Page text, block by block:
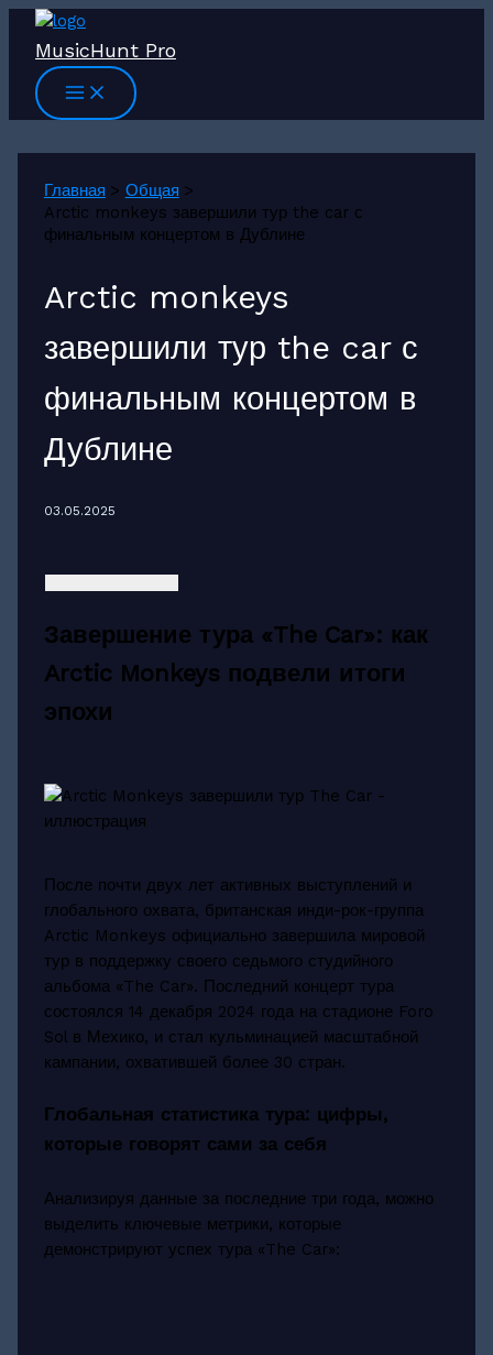
Перейти
содержимому
MusicHunt Pro
Главная
Общая
Arctic monkeys завершили тур the car с
финальным концертом в Дублине
Arctic monkeys
завершили тур the car с
финальным концертом в
Дублине
03.05.2025
Завершение тура «The Car»: как
Arctic Monkeys подвели итоги
эпохи
После почти двух лет активных выступлений и
глобального охвата, британская инди-рок-группа
Arctic Monkeys официально завершила мировой
тур в поддержку своего седьмого студийного
альбома «The Car». Последний концерт тура
состоялся 14 декабря 2024 года на стадионе Foro
Sol в Мехико, и стал кульминацией масштабной
кампании, охватившей более 30 стран.
Глобальная статистика тура: цифры,
которые говорят сами за себя
Анализируя данные за последние три года, можно
выделить ключевые метрики, которые
демонстрируют успех тура «The Car»: